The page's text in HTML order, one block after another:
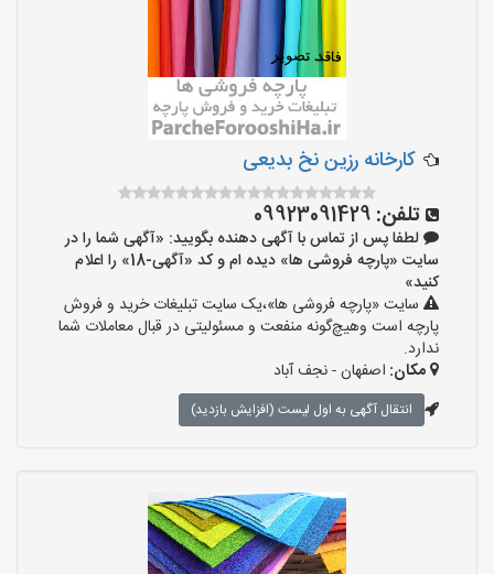
کارخانه رزین نخ بدیعی
تلفن: 09923091429
لطفا پس از تماس با آگهی دهنده بگویید: «آگهی شما را در
سایت «پارچه فروشی ها» دیده ام و کد «آگهی-18» را اعلام
کنید»
سایت «پارچه فروشی ها»،یک سایت تبلیغات خرید و فروش
پارچه است وهیچ‌گونه منفعت و مسئولیتی در قبال معاملات شما
ندارد.
مکان: اصفهان - نجف‌ آباد
انتقال آگهی به اول لیست (افزایش بازدید)